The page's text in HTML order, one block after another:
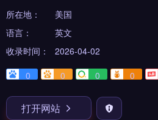
所在地：
美国
语言：
英文
收录时间：
2026-04-02
0
0 0 0
打开网站